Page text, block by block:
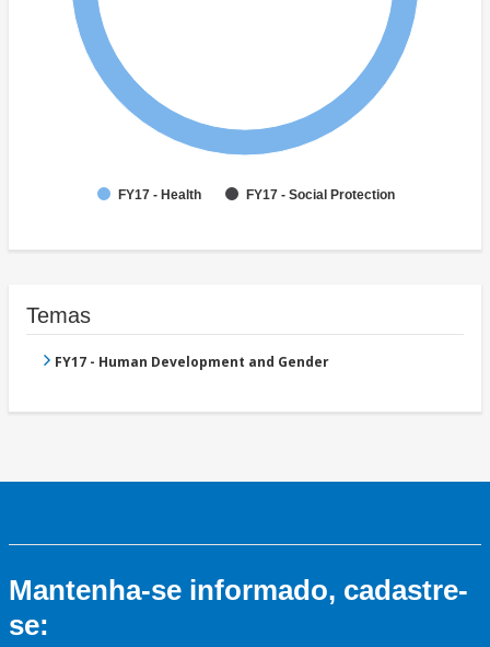
FY17 - Health FY17 - Social Protection
Temas
FY17 - Human Development and Gender
Mantenha-se informado, cadastre-
se: